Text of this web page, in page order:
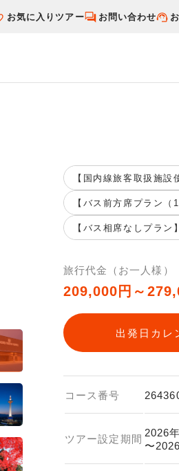
お気に入りツアー お問い合わせ
【国内線旅客取扱施設
【バス前方席プラン（
【バス相席なしプラン】
旅行代金（お一人様）
209,000円～
出発日カレ
コース番号
ツアー設定期間
2026
〜